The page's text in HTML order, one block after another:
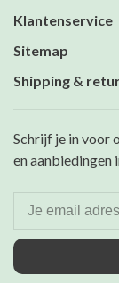
Klantenservice
Sitemap
Shipping &
Schrijf je in voor
en aanbiedingen